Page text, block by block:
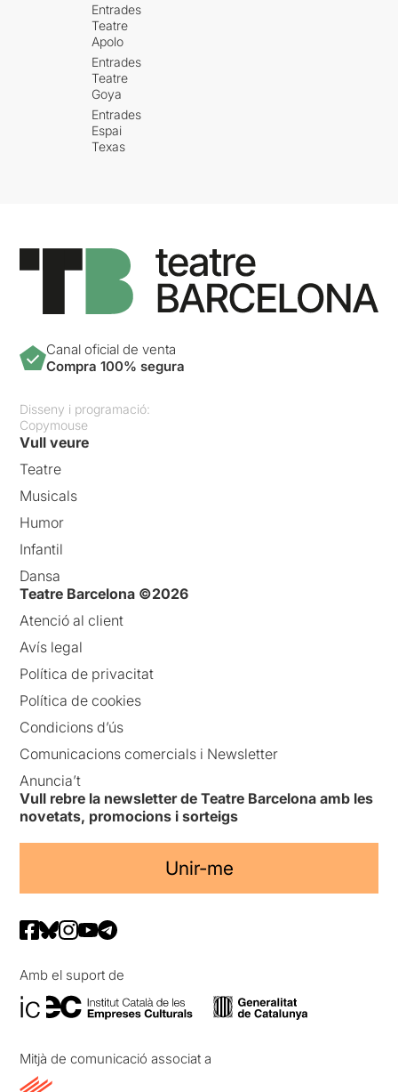
Entrades
Teatre
Apolo
Entrades
Teatre
Goya
Entrades
Espai
Texas
Canal oficial de venta
Compra 100% segura
Disseny i programació:
Copymouse
Vull veure
Teatre
Musicals
Humor
Infantil
Dansa
Teatre Barcelona ©2026
Atenció al client
Avís legal
Política de privacitat
Política de cookies
Condicions d’ús
Comunicacions comercials i Newsletter
Anuncia’t
Vull rebre la newsletter de Teatre Barcelona amb les
novetats, promocions i sorteigs
Unir-me
Amb el suport de
Mitjà de comunicació associat a